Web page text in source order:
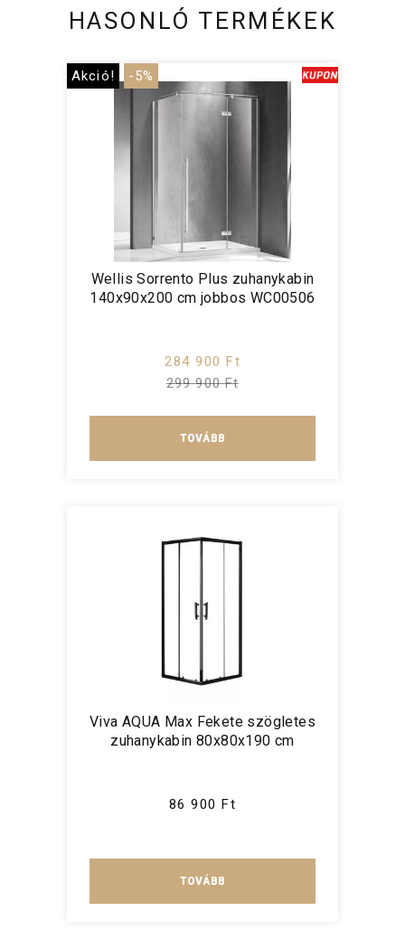
HASONLÓ TERMÉKEK
Akció! -5%
Wellis Sorrento Plus zuhanykabin
140x90x200 cm jobbos WC00506
284 900 Ft
299 900 Ft
TOVÁBB
Viva AQUA Max Fekete szögletes
zuhanykabin 80x80x190 cm
86 900 Ft
TOVÁBB